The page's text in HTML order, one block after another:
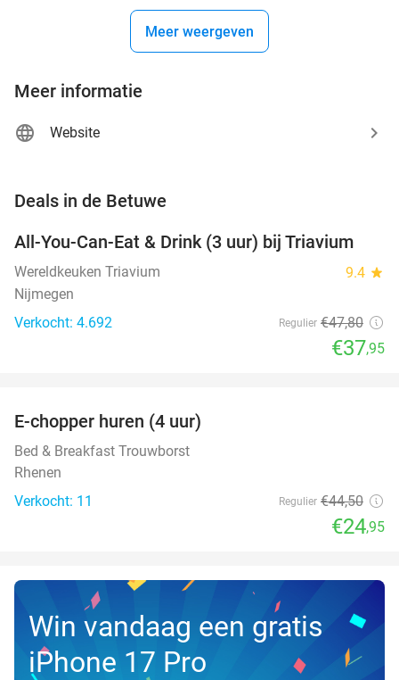
Meer weergeven
Meer informatie
Website
Deals in de Betuwe
21%
All-You-Can-Eat & Drink (3 uur) bij Triavium
Wereldkeuken Triavium 9.4 star
Nijmegen
Verkocht: 4.692
Regulier €47,80
€37,95
NEW
TODAY
E-chopper huren (4 uur)
Bed & Breakfast Trouwborst
Rhenen
Verkocht: 11
Regulier €44,50
€24,95
Win vandaag een gratis
iPhone 17 Pro